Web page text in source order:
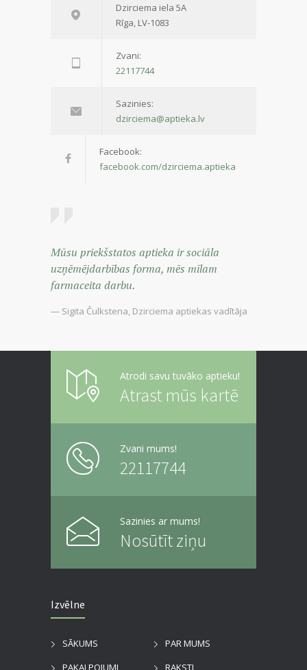
Dzirciema iela 5A
Rīga, LV-1083
Zvani:
22117744
Sazinies:
dzirciema@aptieka.lv
Facebook:
facebook.com/dzirciema.aptieka
Mūsu priekšstatos aptieka ir sociāla
uzņēmējdarbības forma, mēs mīlam
farmaceita darbu.
— Sigita Čulkstena, Dzirciema aptiekas vadītāja
Atrodi savu tuvāko aptieku!
Atrast mūs kartē
Zvani mums!
22117744
Sazinies ar mums!
Nosūtīt ziņu
Izvēlne
SĀKUMS
PAR MUMS
PAKALPOJUMI
RAKSTI